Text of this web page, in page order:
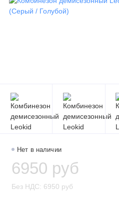
Нет в наличии
6950 руб
Без НДС: 6950 руб